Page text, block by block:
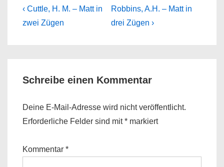
Beitragsnavigation
Previous
Post
‹ Cuttle, H. M. – Matt in
zwei Zügen
Next
Post
Robbins, A.H. – Matt in
drei Zügen ›
Schreibe einen Kommentar
Deine E-Mail-Adresse wird nicht veröffentlicht.
Erforderliche Felder sind mit* markiert
Kommentar *